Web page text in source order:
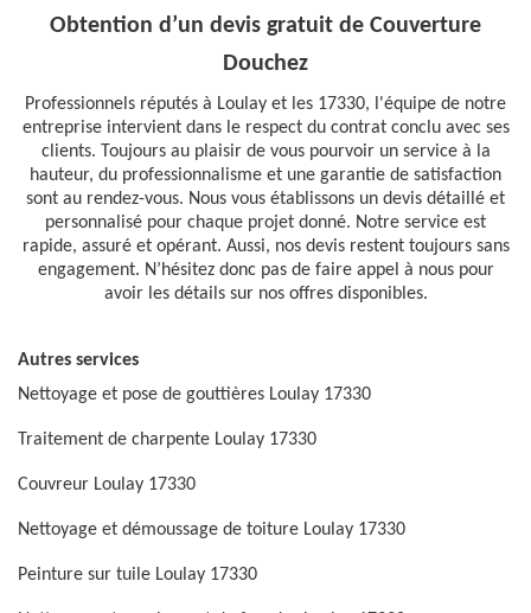
Obtention d’un devis gratuit de Couverture
Douchez
Professionnels réputés à Loulay et les 17330, l'équipe de notre
entreprise intervient dans le respect du contrat conclu avec ses
clients. Toujours au plaisir de vous pourvoir un service à la
hauteur, du professionnalisme et une garantie de satisfaction
sont au rendez-vous. Nous vous établissons un devis détaillé et
personnalisé pour chaque projet donné. Notre service est
rapide, assuré et opérant. Aussi, nos devis restent toujours sans
engagement. N’hésitez donc pas de faire appel à nous pour
avoir les détails sur nos offres disponibles.
Autres services
Nettoyage et pose de gouttières Loulay 17330
Traitement de charpente Loulay 17330
Couvreur Loulay 17330
Nettoyage et démoussage de toiture Loulay 17330
Peinture sur tuile Loulay 17330